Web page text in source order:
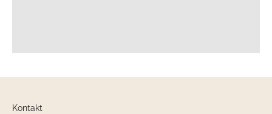
Kontakt